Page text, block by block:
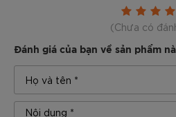
(Chưa có
Đánh giá của bạn về sản phẩm